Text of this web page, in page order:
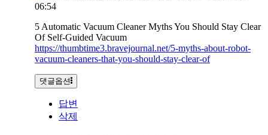
06:54
5 Automatic Vacuum Cleaner Myths You Should Stay Clear
Of Self-Guided Vacuum
https://thumbtime3.bravejournal.net/5-myths-about-robot-
vacuum-cleaners-that-you-should-stay-clear-of
댓글옵션
답변
삭제